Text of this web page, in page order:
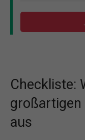
Checkliste:
großartigen
aus